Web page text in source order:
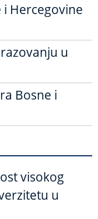
i Hercegovine
u
Bosne i
visokog
u